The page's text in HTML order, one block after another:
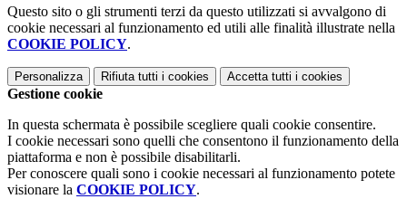
Questo sito o gli strumenti terzi da questo utilizzati si avvalgono di
cookie necessari al funzionamento ed utili alle finalità illustrate nella
COOKIE POLICY.
Personalizza Rifiuta tutti i cookies Accetta tutti i cookies
Gestione cookie
In questa schermata è possibile scegliere quali cookie consentire.
I cookie necessari sono quelli che consentono il funzionamento della
piattaforma e non è possibile disabilitarli.
Per conoscere quali sono i cookie necessari al funzionamento potete
visionare la COOKIE POLICY.